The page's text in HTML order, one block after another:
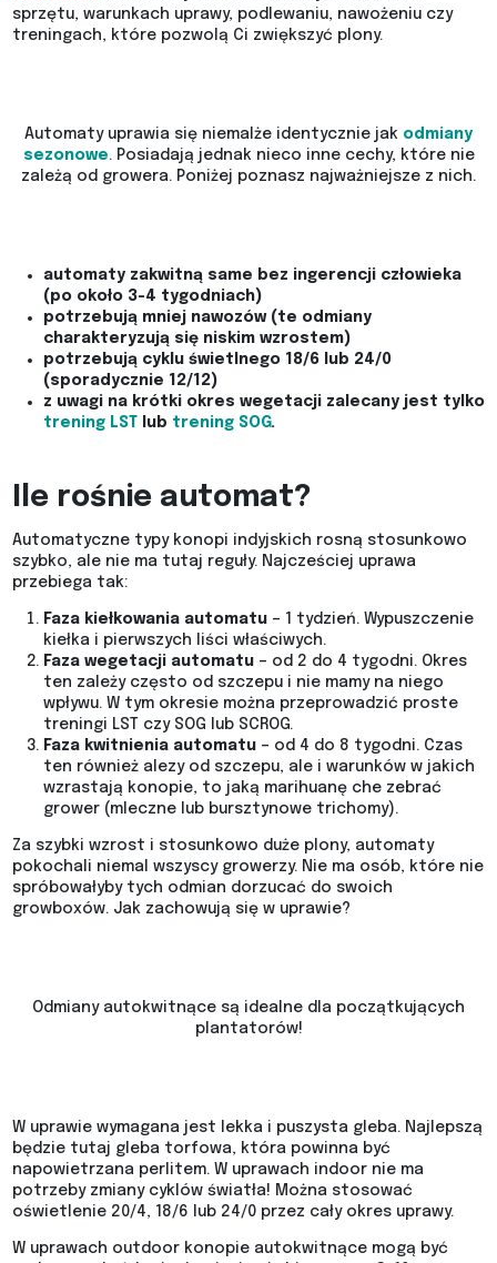
sprzętu, warunkach uprawy, podlewaniu, nawożeniu czy
treningach, które pozwolą Ci zwiększyć plony.
Automaty uprawia się niemalże identycznie jak odmiany
sezonowe. Posiadają jednak nieco inne cechy, które nie
zależą od growera. Poniżej poznasz najważniejsze z nich.
automaty zakwitną same bez ingerencji człowieka
(po około 3-4 tygodniach)
potrzebują mniej nawozów (te odmiany
charakteryzują się niskim wzrostem)
potrzebują cyklu świetlnego 18/6 lub 24/0
(sporadycznie 12/12)
z uwagi na krótki okres wegetacji zalecany jest tylko
trening LSTlub trening SOG.
Ile rośnie automat?
Automatyczne typy konopi indyjskich rosną stosunkowo
szybko, ale nie ma tutaj reguły. Najcześciej uprawa
przebiega tak:
Faza kiełkowania automatu– 1 tydzień. Wypuszczenie
kiełka i pierwszych liści właściwych.
Faza wegetacji automatu– od 2 do 4 tygodni. Okres
ten zależy często od szczepu i nie mamy na niego
wpływu. W tym okresie można przeprowadzić proste
treningi LST czy SOG lub SCROG.
Faza kwitnienia automatu– od 4 do 8 tygodni. Czas
ten również alezy od szczepu, ale i warunków w jakich
wzrastają konopie, to jaką marihuanę che zebrać
grower (mleczne lub bursztynowe trichomy).
Za szybki wzrost i stosunkowo duże plony, automaty
pokochali niemal wszyscy growerzy. Nie ma osób, które nie
spróbowałyby tych odmian dorzucać do swoich
growboxów. Jak zachowują się w uprawie?
Odmiany autokwitnące są idealne dla początkujących
plantatorów!
W uprawie wymagana jest lekka i puszysta gleba. Najlepszą
będzie tutaj gleba torfowa, która powinna być
napowietrzana perlitem. W uprawach indoor nie ma
potrzeby zmiany cyklów światła! Można stosować
oświetlenie 20/4, 18/6 lub 24/0 przez cały okres uprawy.
W uprawach outdoor konopie autokwitnące mogą być